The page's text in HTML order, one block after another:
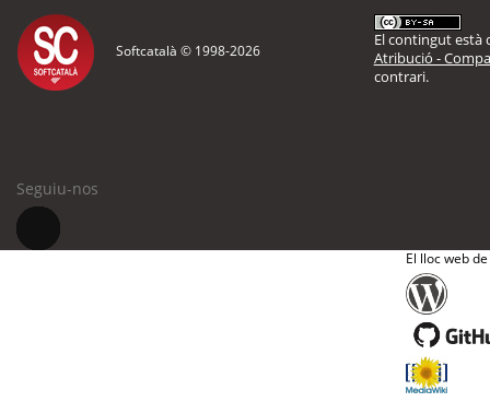
Softcatalà © 1998-2026
El contingut està
Atribució -
contrari.
Seguiu-nos
El lloc web